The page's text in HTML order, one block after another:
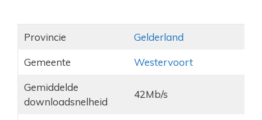
Provincie Gelderland
Gemeente Westervoort
Gemiddelde
downloadsnelheid
42Mb/s